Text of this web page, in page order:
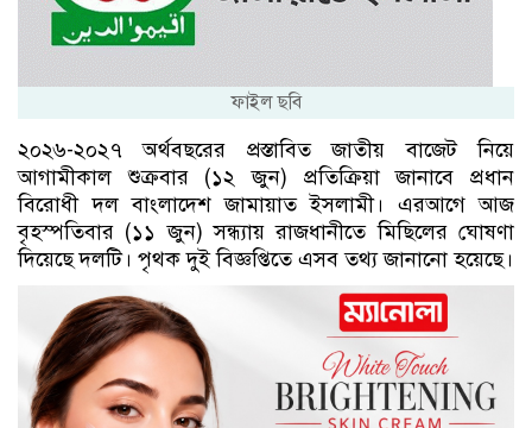
ফাইল ছবি
২০২৬-২০২৭ অর্থবছরের প্রস্তাবিত জাতীয় বাজেট নিয়ে
আগামীকাল শুক্রবার (১২ জুন) প্রতিক্রিয়া জানাবে প্রধান
বিরোধী দল বাংলাদেশ জামায়াত ইসলামী। এরআগে আজ
বৃহস্পতিবার (১১ জুন) সন্ধ্যায় রাজধানীতে মিছিলের ঘোষণা
দিয়েছে দলটি। পৃথক দুই বিজ্ঞপ্তিতে এসব তথ্য জানানো হয়েছে।